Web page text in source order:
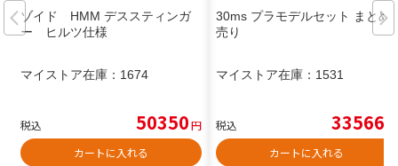
ゾイド HMM デススティンガ
ー ヒルツ仕様
マイストア在庫： 1674
税込 50350円
カートに入れる
30ms プラモデルセット まとめ
売り
マイストア在庫： 1531
税込 33566
カートに入れる